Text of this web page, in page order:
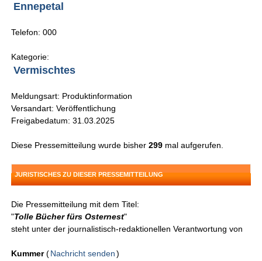
Ennepetal
Telefon: 000
Kategorie:
Vermischtes
Meldungsart: Produktinformation
Versandart: Veröffentlichung
Freigabedatum: 31.03.2025
Diese Pressemitteilung wurde bisher299 mal aufgerufen.
JURISTISCHES ZU DIESER PRESSEMITTEILUNG
Die Pressemitteilung mit dem Titel:
"Tolle Bücher fürs Osternest"
steht unter der journalistisch-redaktionellen Verantwortung von
Kummer(Nachricht senden )